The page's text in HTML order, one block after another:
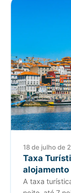
18 de julho de
Taxa
A taxa